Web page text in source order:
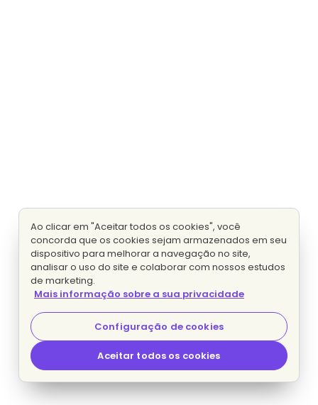
Ao clicar em "Aceitar todos os cookies", você
concorda que os cookies sejam armazenados em seu
dispositivo para melhorar a navegação no site,
analisar o uso do site e colaborar com nossos estudos
de marketing.
Mais informação sobre a sua privacidade
Configuração de cookies
Aceitar todos os cookies